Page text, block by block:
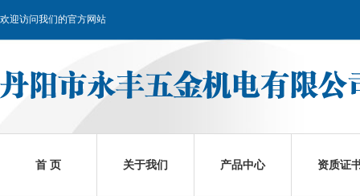
欢迎访问我们的官方网站
首 页 关于我们 产品中心 资质证